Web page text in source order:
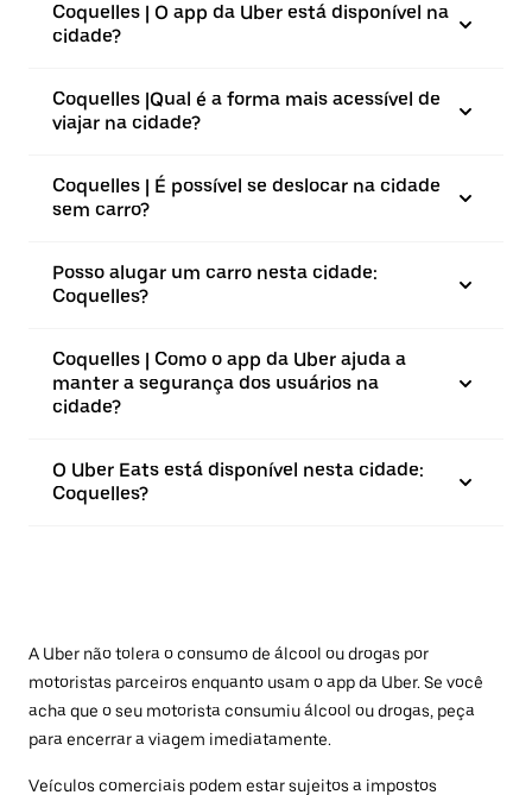
Coquelles | O app da Uber está disponível na
cidade?
Coquelles |⁠Qual é a forma mais acessível de
viajar na cidade?
Coquelles | É possível se deslocar na cidade
sem carro?
Posso alugar um carro nesta cidade:
Coquelles?
Coquelles | Como o app da Uber ajuda a
manter a segurança dos usuários na
cidade?
O Uber Eats está disponível nesta cidade:
Coquelles?
A Uber não tolera o consumo de álcool ou drogas por
motoristas parceiros enquanto usam o app da Uber. Se você
acha que o seu motorista consumiu álcool ou drogas, peça
para encerrar a viagem imediatamente.
Veículos comerciais podem estar sujeitos a impostos